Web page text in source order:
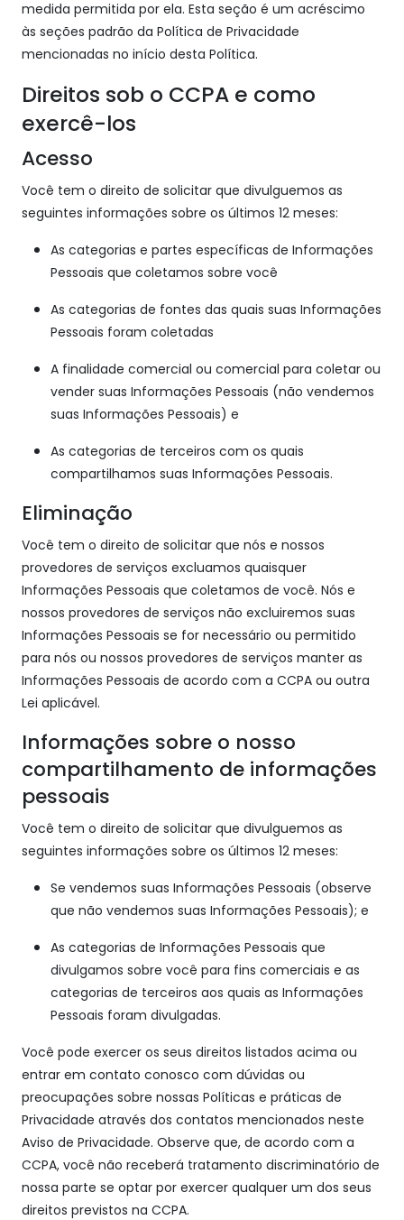
medida permitida por ela. Esta seção é um acréscimo
às seções padrão da Política de Privacidade
mencionadas no início desta Política.
Direitos sob o CCPA e como
exercê-los
Acesso
Você tem o direito de solicitar que divulguemos as
seguintes informações sobre os últimos 12 meses:
As categorias e partes específicas de Informações
Pessoais que coletamos sobre você
As categorias de fontes das quais suas Informações
Pessoais foram coletadas
A finalidade comercial ou comercial para coletar ou
vender suas Informações Pessoais (não vendemos
suas Informações Pessoais) e
As categorias de terceiros com os quais
compartilhamos suas Informações Pessoais.
Eliminação
Você tem o direito de solicitar que nós e nossos
provedores de serviços excluamos quaisquer
Informações Pessoais que coletamos de você. Nós e
nossos provedores de serviços não excluiremos suas
Informações Pessoais se for necessário ou permitido
para nós ou nossos provedores de serviços manter as
Informações Pessoais de acordo com a CCPA ou outra
Lei aplicável.
Informações sobre o nosso
compartilhamento de informações
pessoais
Você tem o direito de solicitar que divulguemos as
seguintes informações sobre os últimos 12 meses:
Se vendemos suas Informações Pessoais (observe
que não vendemos suas Informações Pessoais); e
As categorias de Informações Pessoais que
divulgamos sobre você para fins comerciais e as
categorias de terceiros aos quais as Informações
Pessoais foram divulgadas.
Você pode exercer os seus direitos listados acima ou
entrar em contato conosco com dúvidas ou
preocupações sobre nossas Políticas e práticas de
Privacidade através dos contatos mencionados neste
Aviso de Privacidade. Observe que, de acordo com a
CCPA, você não receberá tratamento discriminatório de
nossa parte se optar por exercer qualquer um dos seus
direitos previstos na CCPA.